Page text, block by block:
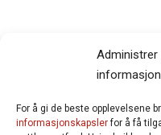
For å gi de beste opplevelsene
informasjonskapslerfor å få